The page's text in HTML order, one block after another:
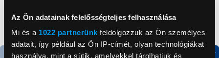
Az Ön adatainak felelősségteljes felhasználása
Mi és a 1022 partnerünk feldolgozzuk az Ön személyes
adatait, így például az Ön IP-címét, olyan technológiákat
használva, mint a sütik, amelyekkel tárolhatjuk és